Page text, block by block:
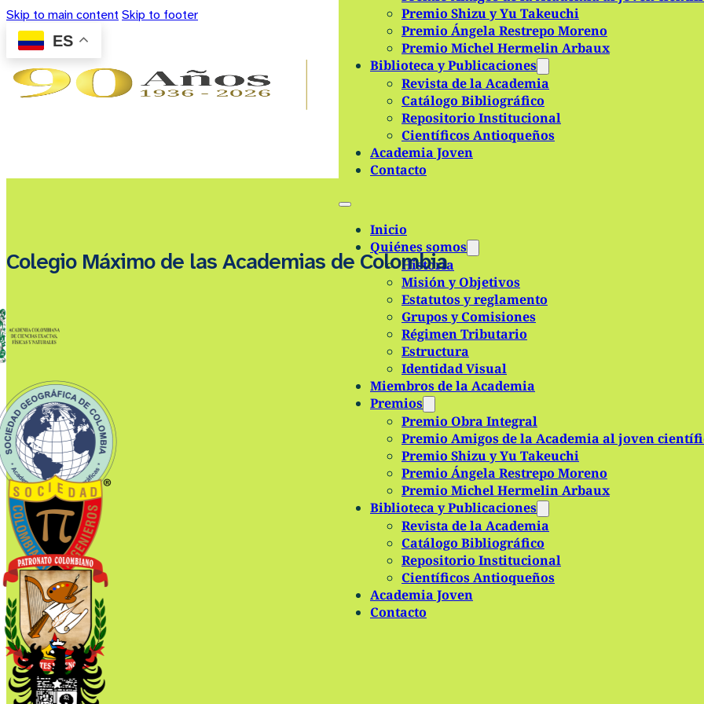
Skip to main content Skip to footer
ES
Premio Shizu y Yu Takeuchi
Premio Ángela Restrepo Moreno
Premio Michel Hermelin Arbaux
Biblioteca y Publicaciones
Revista de la Academia
Catálogo Bibliográfico
Repositorio Institucional
Científicos Antioqueños
Academia Joven
Contacto
Inicio
Quiénes somos
Historia
Misión y Objetivos
Estatutos y reglamento
Grupos y Comisiones
Régimen Tributario
Estructura
Identidad Visual
Miembros de la Academia
Premios
Premio Obra Integral
Premio Amigos de la Academia al joven
Premio Shizu y Yu Takeuchi
Premio Ángela Restrepo Moreno
Premio Michel Hermelin Arbaux
Biblioteca y Publicaciones
Revista de la Academia
Catálogo Bibliográfico
Repositorio Institucional
Científicos Antioqueños
Academia Joven
Contacto
Colegio Máximo de las Academias de Colombia